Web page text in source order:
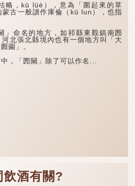
，kū lüè），意為「圍起來的草
古一般讀作庫倫（kū lun），也指
命名的地方，如祁縣東觀鎮南圐
北張北縣境內也有一個地方叫「大
圇」。
「圐圙」除了可以作名...
飲酒有關?